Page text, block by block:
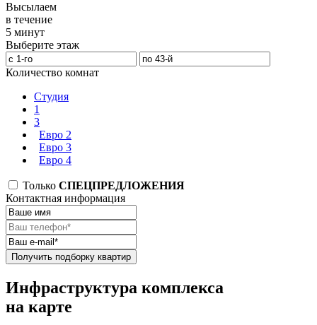
Высылаем
в течение
5 минут
Выберите этаж
Количество комнат
Студия
1
3
Евро 2
Евро 3
Евро 4
Только СПЕЦПРЕДЛОЖЕНИЯ
Контактная информация
Получить подборку квартир
Инфраструктура комплекса
на карте